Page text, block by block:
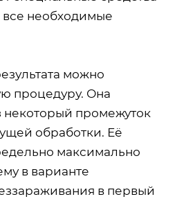
все необходимые
можно
процедуру. Она
некоторый промежуток
обработки. Её
максимально
в варианте
в первый